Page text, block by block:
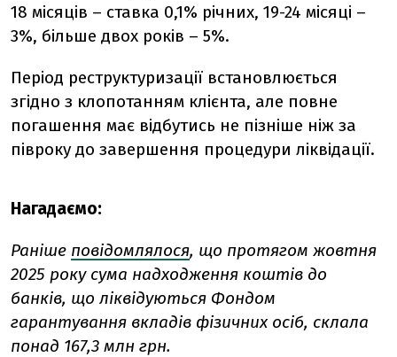
18 місяців – ставка 0,1% річних, 19-24 місяці –
3%, більше двох років – 5%.
Період реструктуризації встановлюється
згідно з клопотанням клієнта, але повне
погашення має відбутись не пізніше ніж за
півроку до завершення процедури ліквідації.
Нагадаємо:
Раніше повідомлялося, що протягом жовтня
2025 року сума надходження коштів до
банків, що ліквідуються Фондом
гарантування вкладів фізичних осіб, склала
понад 167,3 млн грн.